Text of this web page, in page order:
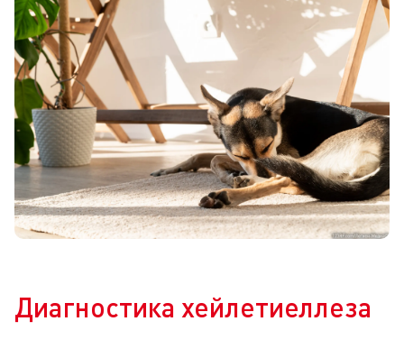
Диагностика хейлетиеллеза